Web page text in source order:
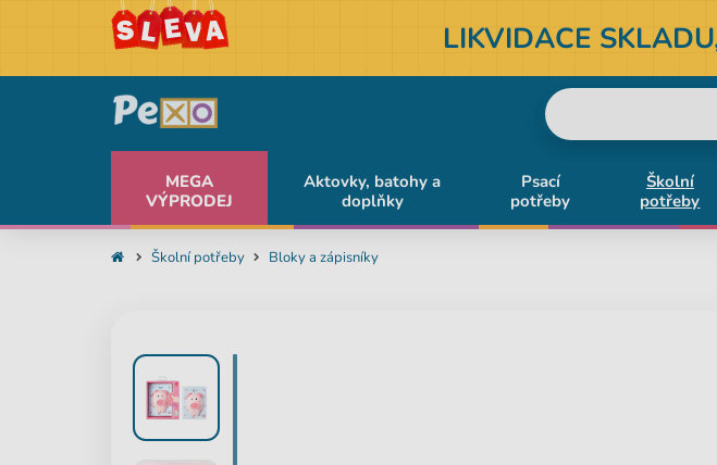
LIKVIDACE
MEGA
VÝPRODEJ
Aktovky, batohy a
doplňky
Psací
potřeby
Školní
potřeby
Školní potřeby Bloky a zápisníky